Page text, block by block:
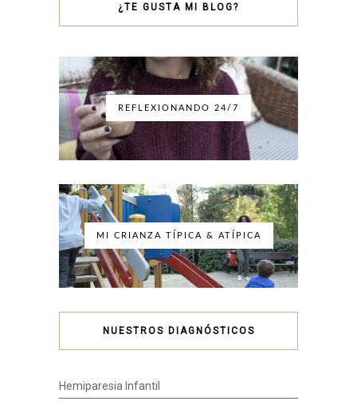
¿TE GUSTA MI BLOG?
REFLEXIONANDO 24/7
MI CRIANZA TÍPICA & ATÍPICA
NUESTROS DIAGNÓSTICOS
Hemiparesia Infantil